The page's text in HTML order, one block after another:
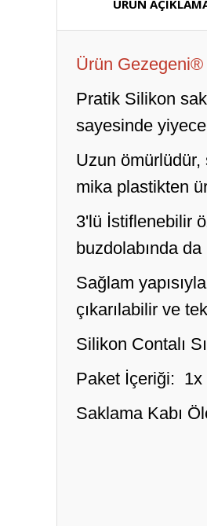
ÜRÜN
Ürün Gezegeni®
Pratik Silikon
sayesinde
Uzun ömürlüdür,
mika plastikten
3'lü İstiflenebilir
buzdolabında
Sağlam
çıkarılabilir ve
Silikon Contalı
Paket İçeriği: 1x
Saklama Kabı
Orta: